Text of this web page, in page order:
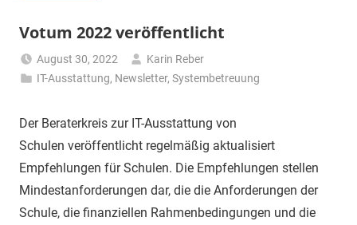
Votum 2022 veröffentlicht
August 30, 2022
Karin Reber
IT-Ausstattung, Newsletter,Systembetreuung
Der Beraterkreis zur IT-Ausstattung von
Schulen veröffentlicht regelmäßig aktualisiert
Empfehlungen für Schulen. Die Empfehlungen stellen
Mindestanforderungen dar, die die Anforderungen der
Schule, die finanziellen Rahmenbedingungen und die